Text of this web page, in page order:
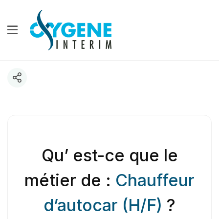
Qu’ est-ce que le
métier de : Chauffeur
d’autocar (H/F) ?